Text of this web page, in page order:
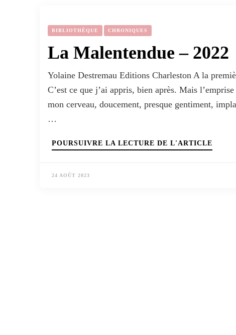
BIBLIOTHÈQUE CHRONIQUES
La Malentendue – 2022
Yolaine Destremau Editions Charleston A la
C’est ce que j’ai appris, bien après. Mais
mon cerveau, doucement, presque gentiment,
…
POURSUIVRE LA LECTURE DE L'ARTICLE
24 AOÛT 2023